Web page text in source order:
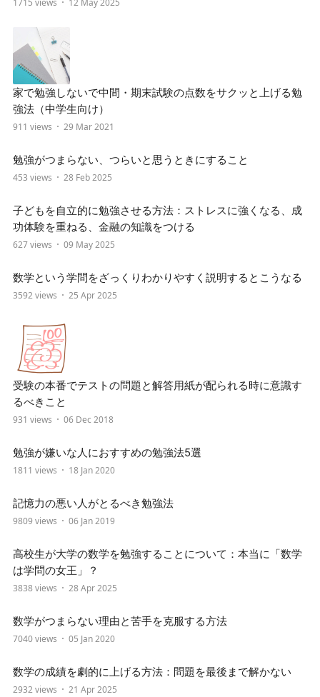
1715 views 12 May 2025
家で勉強しないで中間・期末試験の点数をサクッと上げる勉
強法（中学生向け）
911 views 29 Mar 2021
勉強がつまらない、つらいと思うときにすること
453 views 28 Feb 2025
子どもを自立的に勉強させる方法：ストレスに強くなる、成
功体験を重ねる、金融の知識をつける
627 views 09 May 2025
数学という学問をざっくりわかりやすく説明するとこうなる
3592 views 25 Apr 2025
受験の本番でテストの問題と解答用紙が配られる時に意識す
るべきこと
931 views 06 Dec 2018
勉強が嫌いな人におすすめの勉強法5選
1811 views 18 Jan 2020
記憶力の悪い人がとるべき勉強法
9809 views 06 Jan 2019
高校生が大学の数学を勉強することについて：本当に「数学
は学問の女王」？
3838 views 28 Apr 2025
数学がつまらない理由と苦手を克服する方法
7040 views 05 Jan 2020
数学の成績を劇的に上げる方法：問題を最後まで解かない
2932 views 21 Apr 2025